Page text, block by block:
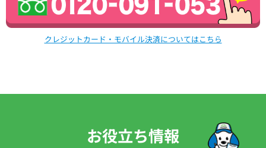
クレジットカード・モバイル決済についてはこちら
お役立ち情報